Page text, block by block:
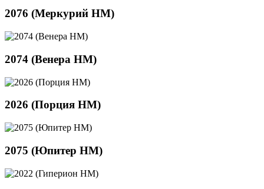
2076 (Меркурий НМ)
2074 (Венера НМ)
2026 (Порция HM)
2075 (Юпитер НМ)